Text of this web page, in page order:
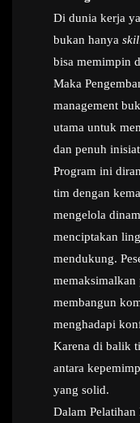
Di dunia kerja
bukan hanya
bisa memimpin
Maka
management
utama untuk
dan penuh
Program ini
tim dengan
mengelola
menciptakan
mendukung.
membangun
menghadapi
Karena di balik
antara
yang solid.
Dalam